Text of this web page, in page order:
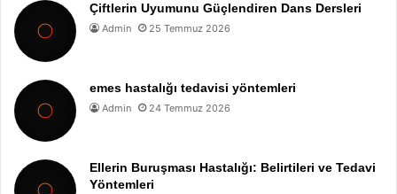
Çiftlerin Uyumunu Güçlendiren Dans Dersleri
Admin 25 Temmuz 2026
emes hastalığı tedavisi yöntemleri
Admin 24 Temmuz 2026
Ellerin Buruşması Hastalığı: Belirtileri ve Tedavi
Yöntemleri